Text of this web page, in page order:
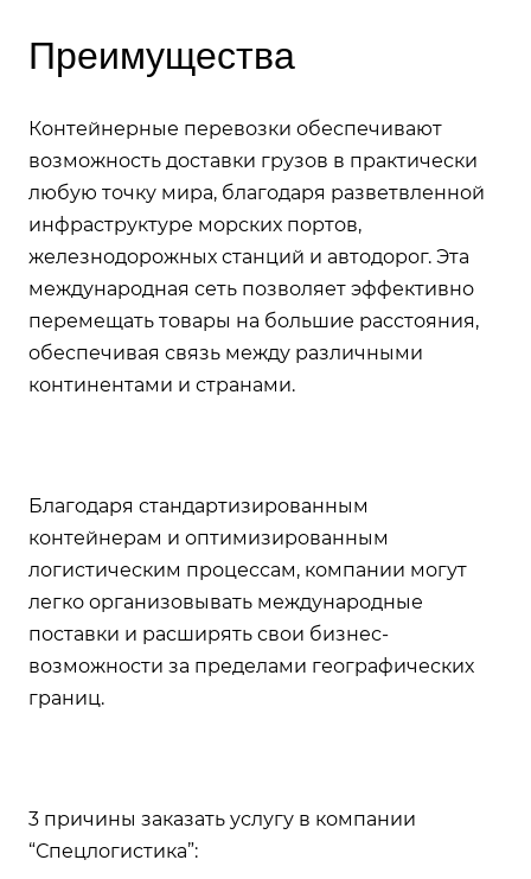
Преимущества
Контейнерные перевозки обеспечивают
возможность доставки грузов в практически
любую точку мира, благодаря разветвленной
инфраструктуре морских портов,
железнодорожных станций и автодорог. Эта
международная сеть позволяет эффективно
перемещать товары на большие расстояния,
обеспечивая связь между различными
континентами и странами.
Благодаря стандартизированным
контейнерам и оптимизированным
логистическим процессам, компании могут
легко организовывать международные
поставки и расширять свои бизнес-
возможности за пределами географических
границ.
3 причины заказать услугу в компании
“Спецлогистика”: